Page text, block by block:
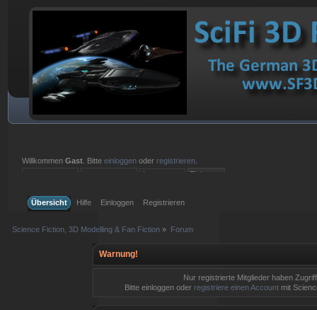
WillkommenGast . Bitteeinloggen oder registrieren
Übersicht
Hilfe Einloggen Registrieren
Science Fiction, 3D Modelling & Fan Fiction » Forum
Warnung!
Nur registrierte Mitglieder haben
Bitte einloggen oder registriere einen Account mit